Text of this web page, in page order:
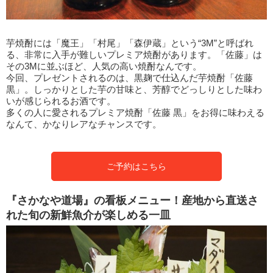
芋焼酎には「魔王」「村尾」「森伊蔵」という“3M”と呼ばれ
る、非常に入手が難しいプレミア焼酎があります。「佐藤」は
その3Mに並ぶほど、人気の高い焼酎なんです。
今回、プレゼントされるのは、黒麹で仕込んだ芋焼酎「佐藤
黒」。しっかりとした芋の甘味と、芳醇でどっしりとした味わ
いが感じられるお酒です。
多くの人に愛されるプレミア焼酎「佐藤 黒」をお得に味わえる
なんて、かなりレアなチャンスです。
ご予約はこちら
『さかなや道場』の看板メニュー！産地から直送さ
れた旬の新鮮魚介が楽しめる一皿